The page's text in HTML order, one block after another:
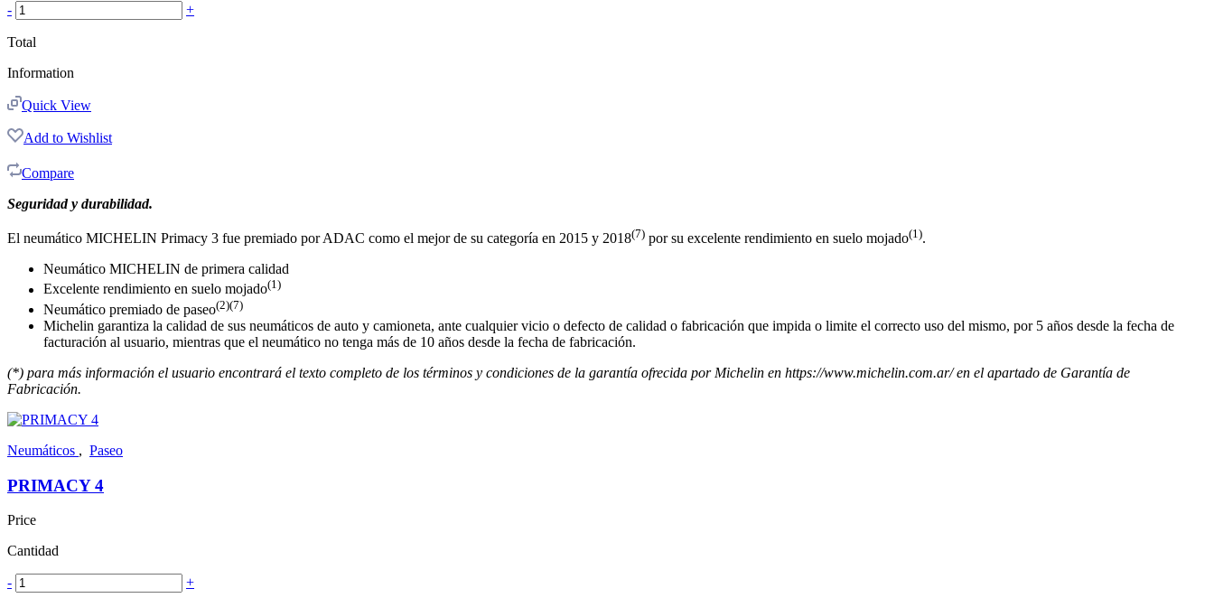
- +
Total
Information
Quick View
Add to Wishlist
Compare
Seguridad y durabilidad.
El neumático MICHELIN Primacy 3 fue premiado por ADAC como el mejor de su categoría en 2015 y 2018(7) por su excelente rendimiento en suelo mojado(1).
Neumático MICHELIN de primera calidad
Excelente rendimiento en suelo mojado(1)
Neumático premiado de paseo(2)(7)
Michelin garantiza la calidad de sus neumáticos de auto y camioneta, ante cualquier vicio o defecto de calidad o fabricación que impida o limite el correcto uso del mismo, por 5 años desde la fecha de
facturación al usuario, mientras que el neumático no tenga más de 10 años desde la fecha de fabricación.
(*) para más información el usuario encontrará el texto completo de los términos y condiciones de la garantía ofrecida por Michelin en https://www.michelin.com.ar/ en el apartado de Garantía de
Fabricación.
Neumáticos , Paseo
PRIMACY 4
Price
Cantidad
- +